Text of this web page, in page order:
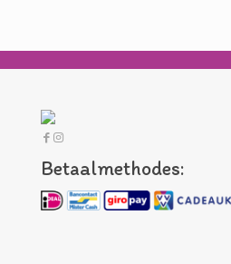
Betaalmethodes: